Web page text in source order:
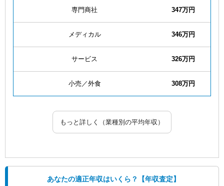
専門商社 347万円
メディカル 346万円
サービス 326万円
小売／外食 308万円
もっと詳しく（業種別の平均年収）
あなたの適正年収はいくら？【年収査定】